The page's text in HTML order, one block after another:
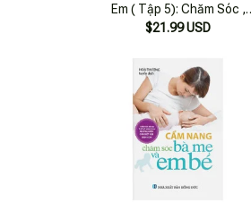
Em ( Tập 5): Chăm Sóc ,
Bảo Vệ Toàn Diện
$21.99 USD